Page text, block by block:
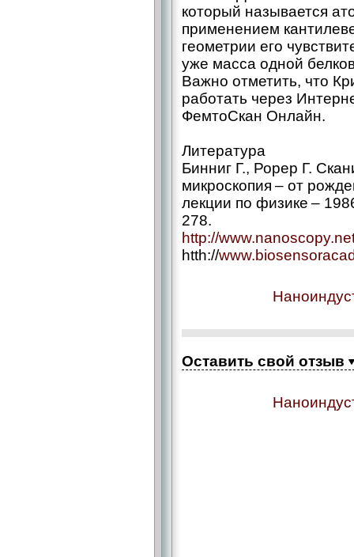
который называется
применением
геометрии его
уже масса одной
Важно отметить, что
работать через
ФемтоСкан Онлайн.
Литература
Бинниг Г., Рорер Г.
микроскопия – от
лекции по физике –
278.
http://
htth://
Оставить свой отзыв